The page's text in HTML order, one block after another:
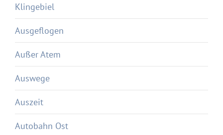
Klingebiel
Ausgeflogen
Außer Atem
Auswege
Auszeit
Autobahn Ost